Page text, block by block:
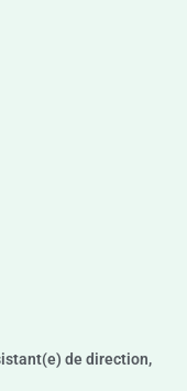
de direction,